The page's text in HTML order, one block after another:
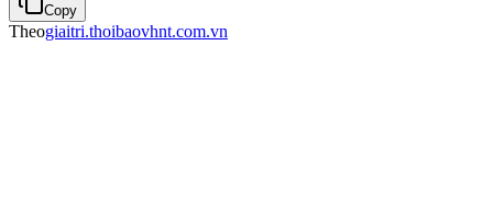
Copy
Theogiaitri.thoibaovhnt.com.vn